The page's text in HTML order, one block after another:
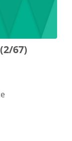
67)